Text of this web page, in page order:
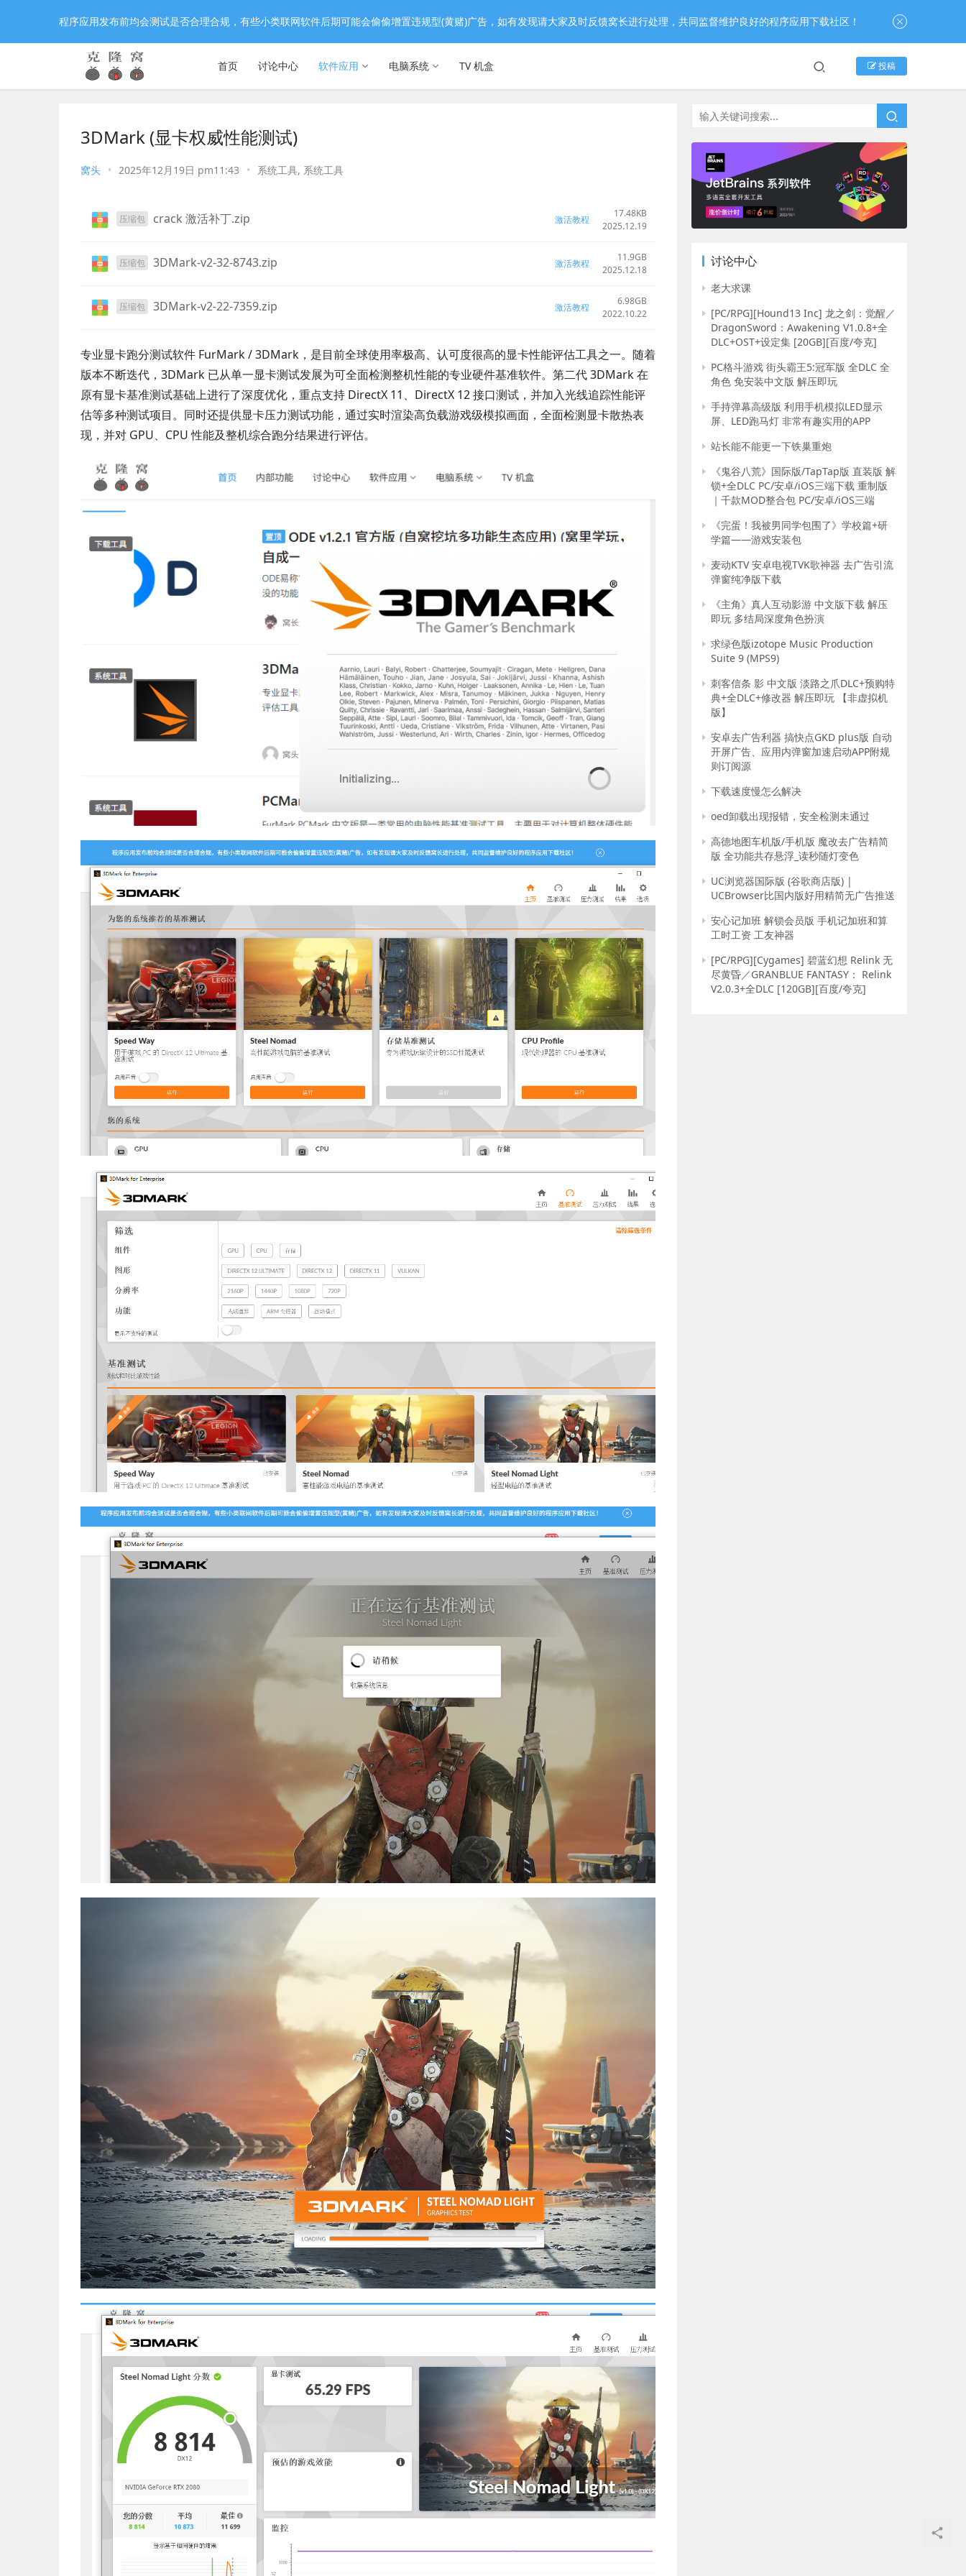
首页 讨论中心 软件应用 电脑系统 TV 机盒 投稿
3DMark (显卡权威性能测试)
窝头 • 2025年12月19日 pm11:43 • 系统工具, 系统工具
压缩包 crack 激活补丁.zip 激活教程
17.48KB
2025.12.19
压缩包 3DMark-v2-32-8743.zip 激活教程
11.9GB
2025.12.18
压缩包 3DMark-v2-22-7359.zip 激活教程
6.98GB
2022.10.22
专业显卡跑分测试软件 FurMark / 3DMark，是目前全球使用率极高、认可度很高的显卡性能评估工具之一。随着
版本不断迭代，3DMark 已从单一显卡测试发展为可全面检测整机性能的专业硬件基准软件。第二代 3DMark 在
原有显卡基准测试基础上进行了深度优化，重点支持 DirectX 11、DirectX 12 接口测试，并加入光线追踪性能评
估等多种测试项目。同时还提供显卡压力测试功能，通过实时渲染高负载游戏级模拟画面，全面检测显卡散热表
现，并对 GPU、CPU 性能及整机综合跑分结果进行评估。
讨论中心
老大求课
[PC/RPG][Hound13 Inc] 龙之剑：觉醒／
DragonSword：Awakening V1.0.8+全
DLC+OST+设定集 [20GB][百度/夸克]
PC格斗游戏 街头霸王5:冠军版 全DLC 全
角色 免安装中文版 解压即玩
手持弹幕高级版 利用手机模拟LED显示
屏、LED跑马灯 非常有趣实用的APP
站长能不能更一下铁巢重炮
《鬼谷八荒》国际版/TapTap版 直装版 解
锁+全DLC PC/安卓/iOS三端下载 重制版
｜千款MOD整合包 PC/安卓/iOS三端
《完蛋！我被男同学包围了》学校篇+研
学篇——游戏安装包
麦动KTV 安卓电视TVK歌神器 去广告引流
弹窗纯净版下载
《主角》真人互动影游 中文版下载 解压
即玩 多结局深度角色扮演
求绿色版izotope Music Production
Suite 9 (MPS9)
刺客信条 影 中文版 淡路之爪DLC+预购特
典+全DLC+修改器 解压即玩 【非虚拟机
版】
安卓去广告利器 搞快点GKD plus版 自动
开屏广告、应用内弹窗加速启动APP附规
则订阅源
下载速度慢怎么解决
oed卸载出现报错，安全检测未通过
高德地图车机版/手机版 魔改去广告精简
版 全功能共存悬浮_读秒随灯变色
UC浏览器国际版 (谷歌商店版) |
UCBrowser比国内版好用精简无广告推送
安心记加班 解锁会员版 手机记加班和算
工时工资 工友神器
[PC/RPG][Cygames] 碧蓝幻想 Relink 无
尽黄昏／GRANBLUE FANTASY： Relink
V2.0.3+全DLC [120GB][百度/夸克]
程序应用发布前均会测试是否合理合规，有些小类联网软件后期可能会偷偷增置违规型(黄赌)广告，如有发现请大家及时反馈窝长进行处理，共同监督维护良好的程序应用下载社区！